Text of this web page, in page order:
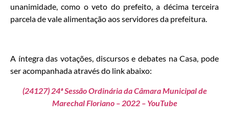
unanimidade, como o veto do prefeito, a décima terceira
parcela de vale alimentação aos servidores da prefeitura.
A íntegra das votações, discursos e debates na Casa, pode
ser acompanhada através do link abaixo:
(24127) 24ª Sessão Ordinária da Câmara Municipal de
Marechal Floriano – 2022 – YouTube